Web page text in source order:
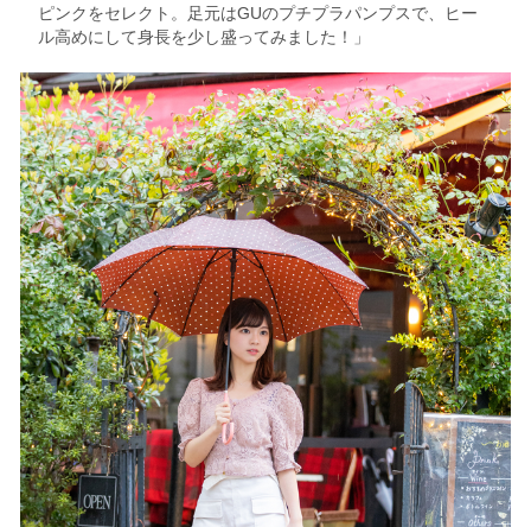
ピンクをセレクト。足元はGUのプチプラパンプスで、ヒー
ル高めにして身長を少し盛ってみました！」